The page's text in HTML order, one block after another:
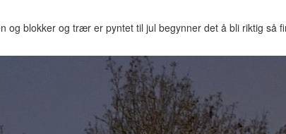
og blokker og trær er pyntet til jul begynner det å bli riktig så